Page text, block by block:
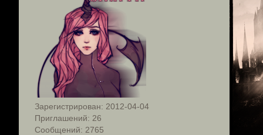
Зарегистрирован: 2012-04-04
Приглашений: 26
Сообщений: 2765